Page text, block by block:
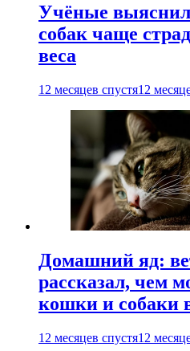
Учёные
собак чаще
веса
12 месяцев спустя12
Домашний яд:
рассказал, чем
кошки и собаки
12 месяцев спустя12